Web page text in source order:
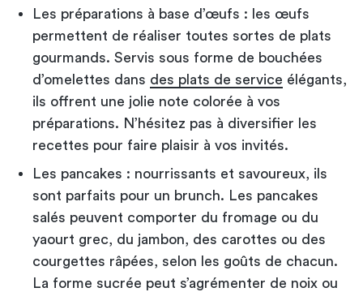
Les préparations à base d’œufs : les œufs
permettent de réaliser toutes sortes de plats
gourmands. Servis sous forme de bouchées
d’omelettes dans des plats de service élégants,
ils offrent une jolie note colorée à vos
préparations. N’hésitez pas à diversifier les
recettes pour faire plaisir à vos invités.
Les pancakes : nourrissants et savoureux, ils
sont parfaits pour un brunch. Les pancakes
salés peuvent comporter du fromage ou du
yaourt grec, du jambon, des carottes ou des
courgettes râpées, selon les goûts de chacun.
La forme sucrée peut s’agrémenter de noix ou